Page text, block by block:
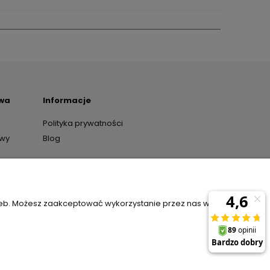
Informacje
Polityka prywatności
Blog
Możesz zaakceptować wykorzystanie przez nas wszystkich